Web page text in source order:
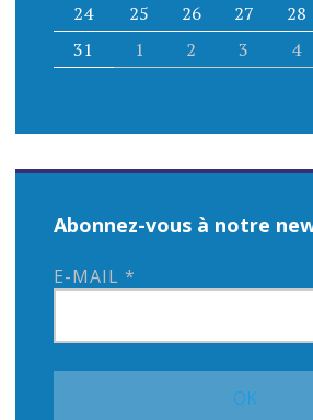
24
25 26 27 28
31
1 2 3 4
Abonnez-vous à notre
E-MAIL *